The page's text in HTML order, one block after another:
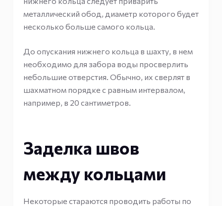
металлический обод, диаметр которого будет
несколько больше самого кольца.
До опускания нижнего кольца в шахту, в нем
необходимо для забора воды просверлить
небольшие отверстия. Обычно, их сверлят в
шахматном порядке с равным интервалом,
например, в 20 сантиметров.
Заделка швов
между кольцами
Некоторые стараются проводить работы по